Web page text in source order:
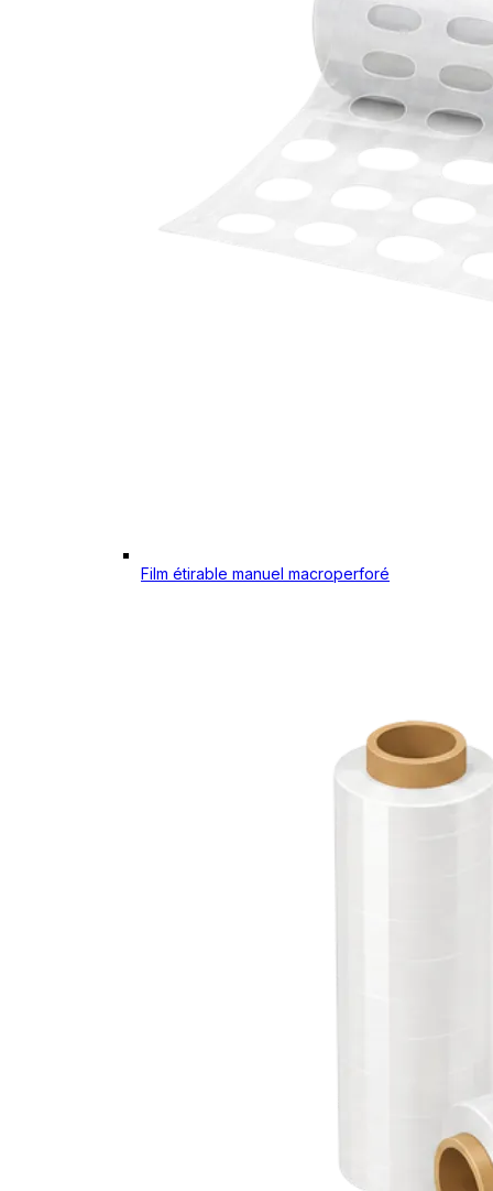
Film étirable manuel macroperforé